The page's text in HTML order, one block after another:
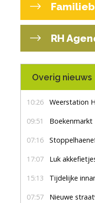
RH
Overig nieuws
10:26 Weerstation
09:51 Boekenmarkt Haaksbergen
07:16 Stoppelhaenefeest bij
17:07 Luk akkefietjes…
15:13 Tijdelijke
07:57 Nieuwe straatverlichting